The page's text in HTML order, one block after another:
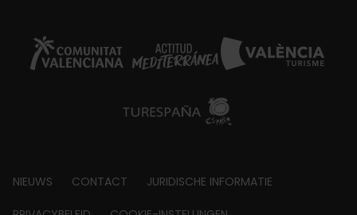
Footer
NIEUWS CONTACT JURIDISCHE INFORMATIE